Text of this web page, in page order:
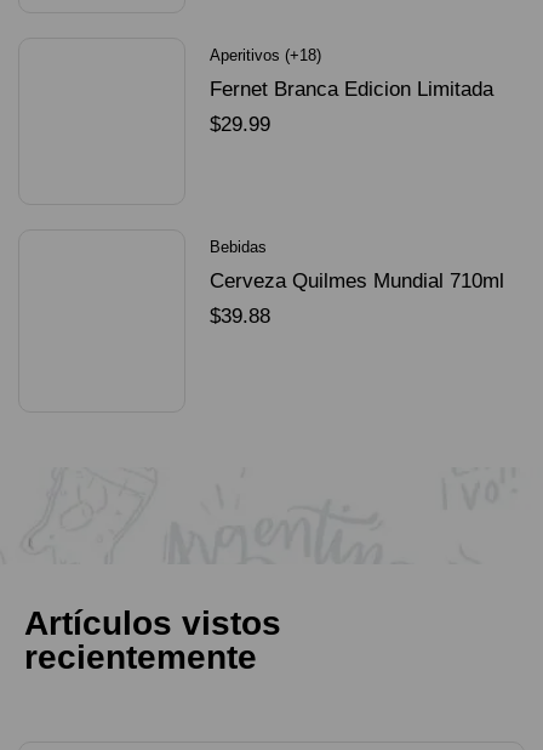
Aperitivos (+18)
Fernet Branca Edicion Limitada
Dorado Mundial
$29.99
Bebidas
Cerveza Quilmes Mundial 710ml
packX4
$39.88
Artículos vistos
recientemente